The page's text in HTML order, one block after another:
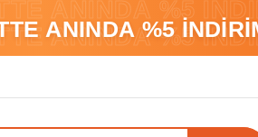
ANINDA %5
ANINDA %5
ANINDA %5